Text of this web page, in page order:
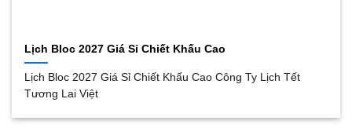
Lịch Bloc 2027 Giá Sỉ Chiết Khấu Cao
Lịch Bloc 2027 Giá Sỉ Chiết Khấu Cao Công Ty Lịch Tết
Tương Lai Việt